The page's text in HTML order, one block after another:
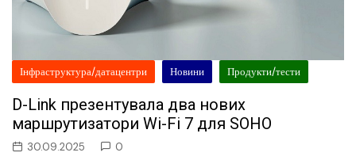
Інфраструктура/датацентри Новини Продукти/тести
D-Link презентувала два нових
маршрутизатори Wi-Fi 7 для SOHO
30.09.2025 0